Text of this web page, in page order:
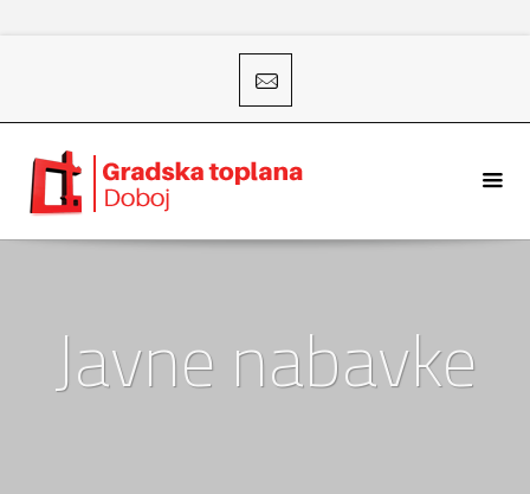
Javne nabavke